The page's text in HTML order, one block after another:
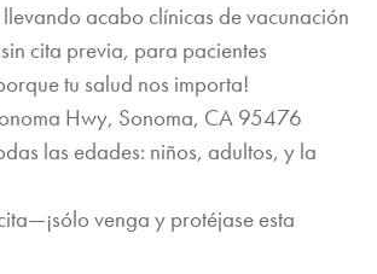
acabo clínicas de vacunación
cita previa, para pacientes
tu salud nos importa!
Hwy, Sonoma, CA 95476
las edades: niños, adultos, y la
venga y protéjase esta